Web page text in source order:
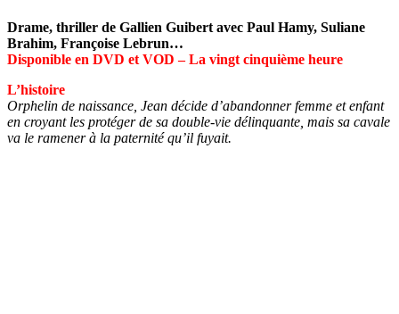
Drame, thriller de Gallien Guibert avec Paul Hamy, Suliane
Brahim, Françoise Lebrun…
Disponible en DVD et VOD – La vingt cinquième heure
L’histoire
Orphelin de naissance, Jean décide d’abandonner femme et enfant
en croyant les protéger de sa double-vie délinquante, mais sa cavale
va le ramener à la paternité qu’il fuyait.